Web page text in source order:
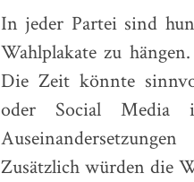
In jeder Partei sind
Wahlplakate zu
Die Zeit könnte
oder Social Media
Zusätzlich würden die